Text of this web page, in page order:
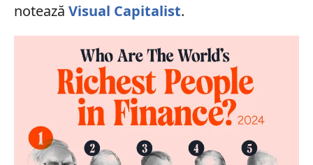
notează Visual Capitalist.